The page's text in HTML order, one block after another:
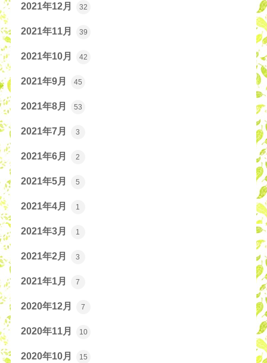
2021年12月 32
2021年11月 39
2021年10月 42
2021年9月 45
2021年8月 53
2021年7月 3
2021年6月 2
2021年5月 5
2021年4月 1
2021年3月 1
2021年2月 3
2021年1月 7
2020年12月 7
2020年11月 10
2020年10月 15